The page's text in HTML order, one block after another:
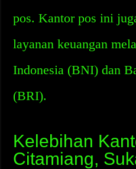
pos. Kantor pos ini
layanan keuangan
Indonesia (BNI) dan
(BRI).
Kelebihan
Citamiang,